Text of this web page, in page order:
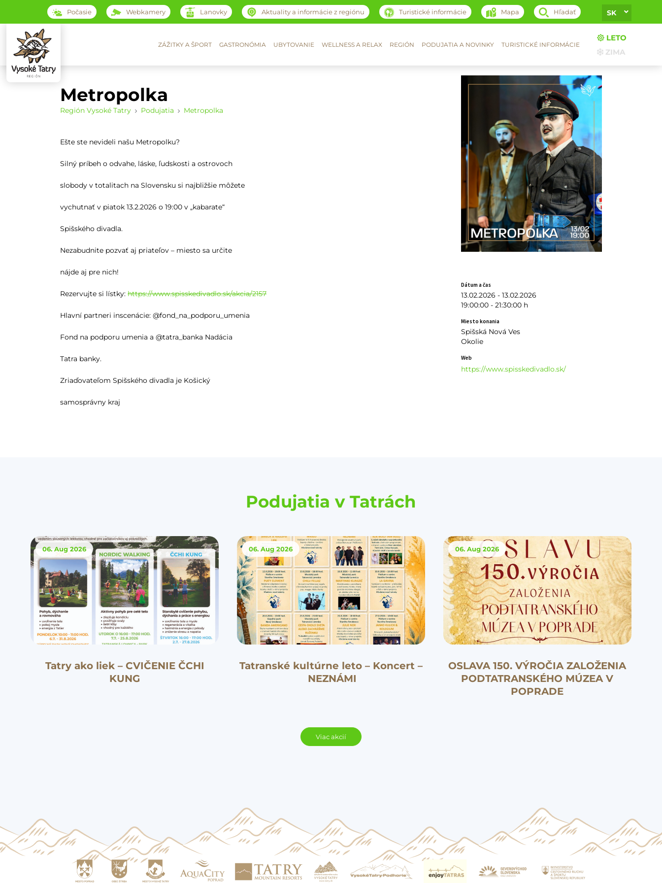
Počasie Webkamery Lanovky Aktuality a informácie z regiónu Turistické informácie Mapa Hľadať SK
ZÁŽITKY A ŠPORT GASTRONÓMIA UBYTOVANIE WELLNESS A RELAX REGIÓN PODUJATIA A NOVINKY TURISTICKÉ INFORMÁCIE
LETO
ZIMA
Metropolka
Región Vysoké Tatry Podujatia Metropolka
Ešte ste nevideli našu Metropolku?
Silný príbeh o odvahe, láske, ľudskosti a ostrovoch
slobody v totalitach na Slovensku si najbližšie môžete
vychutnať v piatok 13.2.2026 o 19:00 v „kabarate“
Spišského divadla.
Nezabudnite pozvať aj priateľov – miesto sa určite
nájde aj pre nich!
Rezervujte si lístky:https://www.spisskedivadlo.sk/akcia/2157
Hlavní partneri inscenácie: @fond_na_podporu_umenia
Fond na podporu umenia a @tatra_banka Nadácia
Tatra banky.
Zriaďovateľom Spišského divadla je Košický
samosprávny kraj
Dátum a čas
13.02.2026 - 13.02.2026
19:00:00 - 21:30:00 h
Miesto konania
Spišská Nová Ves
Okolie
Web
https://www.spisskedivadlo.sk/
Podujatia v Tatrách
06. Aug 2026
Tatry ako liek – CVIČENIE ČCHI
KUNG
06. Aug2026
Tatranské kultúrne leto – Koncert –
NEZNÁMI
06. Aug2026
OSLAVA 150. VÝROČIA ZALOŽENIA
PODTATRANSKÉHO MÚZEA V
POPRADE
Viac akcií